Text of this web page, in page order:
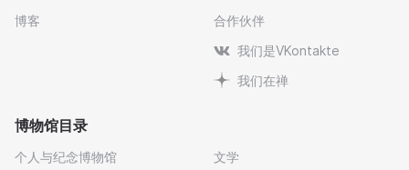
博客
合作伙伴
我们是VKontakte
我们在禅
博物馆目录
个人与纪念博物馆 文学